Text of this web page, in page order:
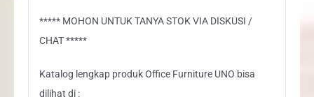
***** MOHON UNTUK TANYA STOK VIA DISKUSI /
CHAT *****
Katalog lengkap produk Office Furniture UNO bisa
dilihat di :